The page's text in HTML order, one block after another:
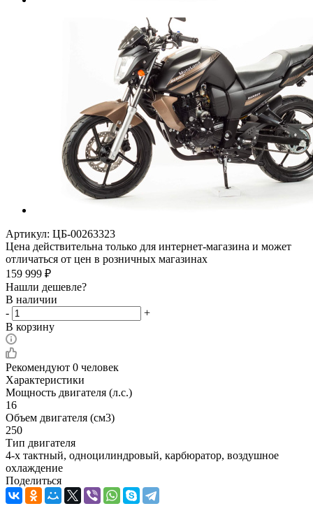
Артикул: ЦБ-00263323
Цена действительна только для интернет-магазина и может
отличаться от цен в розничных магазинах
159 999 ₽
Нашли дешевле?
В наличии
-
+
В корзину
Рекомендуют 0 человек
Характеристики
Мощность двигателя (л.с.)
16
Объем двигателя (см3)
250
Тип двигателя
4-х тактный, одноцилиндровый, карбюратор, воздушное
охлаждение
Поделиться